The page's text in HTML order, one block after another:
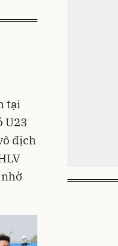
tại
U23
địch